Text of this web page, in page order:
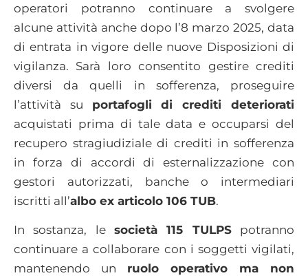
operatori potranno continuare a svolgere
alcune attività anche dopo l’8 marzo 2025, data
di entrata in vigore delle nuove Disposizioni di
vigilanza. Sarà loro consentito gestire crediti
diversi da quelli in sofferenza, proseguire
l’attività su portafogli di crediti deteriorati
acquistati prima di tale data e occuparsi del
recupero stragiudiziale di crediti in sofferenza
in forza di accordi di esternalizzazione con
gestori autorizzati, banche o intermediari
iscritti all’albo ex articolo 106 TUB.
In sostanza, le società 115 TULPSpotranno
continuare a collaborare con i soggetti vigilati,
mantenendo un ruolo operativo ma non